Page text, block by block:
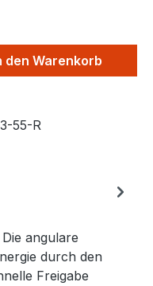
den Warenkorb
55-R
angulare
durch den
Freigabe